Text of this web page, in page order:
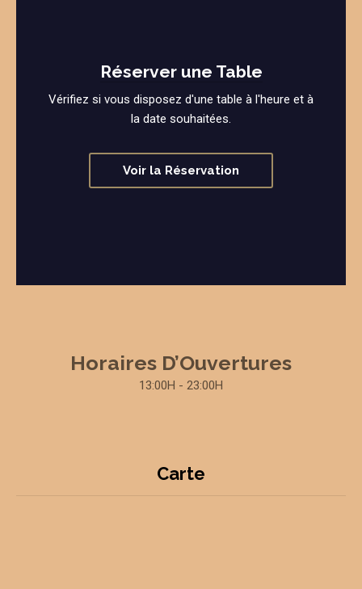
Réserver une Table
Vérifiez si vous disposez d'une table à l'heure et à
la date souhaitées.
Voir la Réservation
Horaires D’Ouvertures
13:00H - 23:00H
Carte